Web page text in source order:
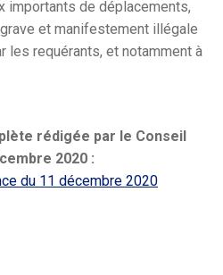
importants de déplacements,
et manifestement illégale
les requérants, et notamment à
rédigée par le Conseil
2020 :
du 11 décembre 2020